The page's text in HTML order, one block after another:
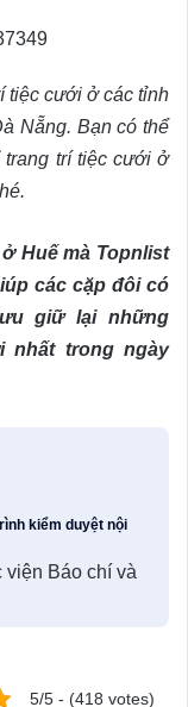
tiệc cưới ở các tỉnh
Nẵng. Bạn có thể
trang trí tiệc cưới ở
Huế mà Topnlist
các cặp đôi có
giữ lại những
nhất trong ngày
kiểm duyệt nội
viện Báo chí và
5/5 - (418 votes)